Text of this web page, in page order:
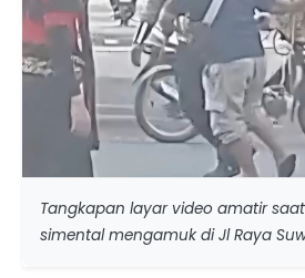
Tangkapan layar video amatir
simental mengamuk di Jl Raya